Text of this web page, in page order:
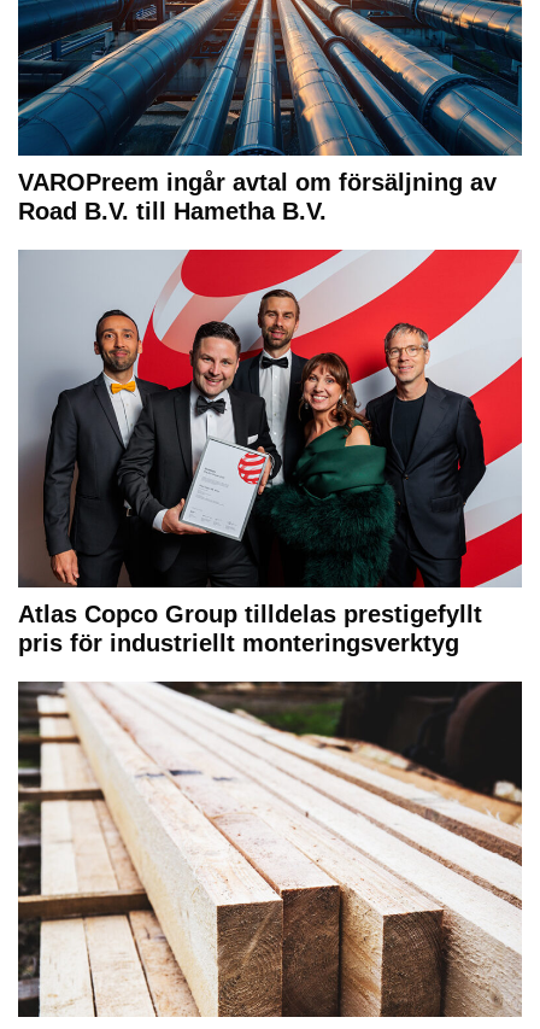
VAROPreem ingår avtal om försäljning av
Road B.V. till Hametha B.V.
Atlas Copco Group tilldelas prestigefyllt
pris för industriellt monteringsverktyg